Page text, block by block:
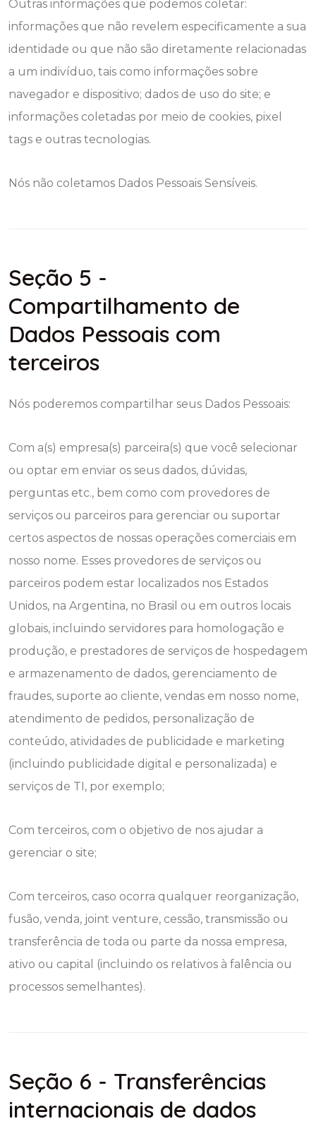
Outras informações que podemos coletar:
informações que não revelem especificamente a sua
identidade ou que não são diretamente relacionadas
a um indivíduo, tais como informações sobre
navegador e dispositivo; dados de uso do site; e
informações coletadas por meio de cookies, pixel
tags e outras tecnologias.
Nós não coletamos Dados Pessoais Sensíveis.
Seção 5 -
Compartilhamento de
Dados Pessoais com
terceiros
Nós poderemos compartilhar seus Dados Pessoais:
Com a(s) empresa(s) parceira(s) que você selecionar
ou optar em enviar os seus dados, dúvidas,
perguntas etc., bem como com provedores de
serviços ou parceiros para gerenciar ou suportar
certos aspectos de nossas operações comerciais em
nosso nome. Esses provedores de serviços ou
parceiros podem estar localizados nos Estados
Unidos, na Argentina, no Brasil ou em outros locais
globais, incluindo servidores para homologação e
produção, e prestadores de serviços de hospedagem
e armazenamento de dados, gerenciamento de
fraudes, suporte ao cliente, vendas em nosso nome,
atendimento de pedidos, personalização de
conteúdo, atividades de publicidade e marketing
(incluindo publicidade digital e personalizada) e
serviços de TI, por exemplo;
Com terceiros, com o objetivo de nos ajudar a
gerenciar o site;
Com terceiros, caso ocorra qualquer reorganização,
fusão, venda, joint venture, cessão, transmissão ou
transferência de toda ou parte da nossa empresa,
ativo ou capital (incluindo os relativos à falência ou
processos semelhantes).
Seção 6 - Transferências
internacionais de dados